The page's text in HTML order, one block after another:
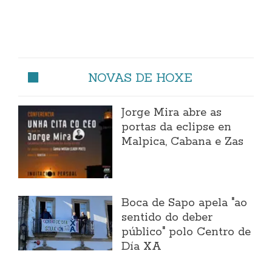
NOVAS DE HOXE
Jorge Mira abre as
portas da eclipse en
Malpica, Cabana e Zas
Boca de Sapo apela "ao
sentido do deber
público" polo Centro de
Día XA